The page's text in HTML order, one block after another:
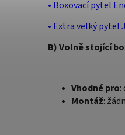
• Boxovací pytel
• Extra velký pytel
B) Volně stojící
Vhodné pro:
Montáž: